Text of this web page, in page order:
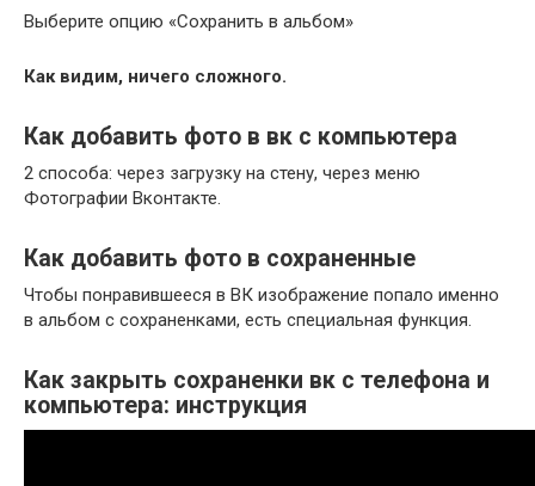
Выберите опцию «Сохранить в альбом»
Как видим, ничего сложного.
Как добавить фото в вк с компьютера
2 способа: через загрузку на стену, через меню
Фотографии Вконтакте.
Как добавить фото в сохраненные
Чтобы понравившееся в ВК изображение попало именно
в альбом с сохраненками, есть специальная функция.
Как закрыть сохраненки вк с телефона и
компьютера: инструкция